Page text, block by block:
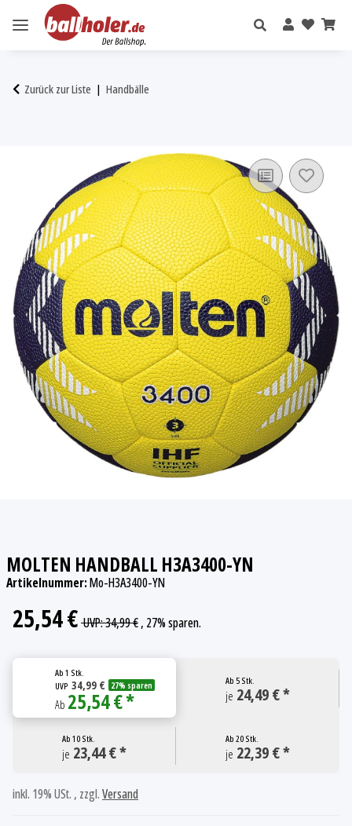
Zurück zur Liste Handbälle
MOLTEN HANDBALL H3A3400-YN
Artikelnummer:Mo-H3A3400-YN
25,54 €UVP:34,99 €, 27%sparen.
Ab 1 Stk.
UVP 34,99 € 27% sparen
Ab25,54 € *
Ab 5 Stk.
je 24,49 € *
Ab 10 Stk.
je 23,44 € *
Ab 20 Stk.
je 22,39 € *
inkl. 19% USt. , zzgl.Versand